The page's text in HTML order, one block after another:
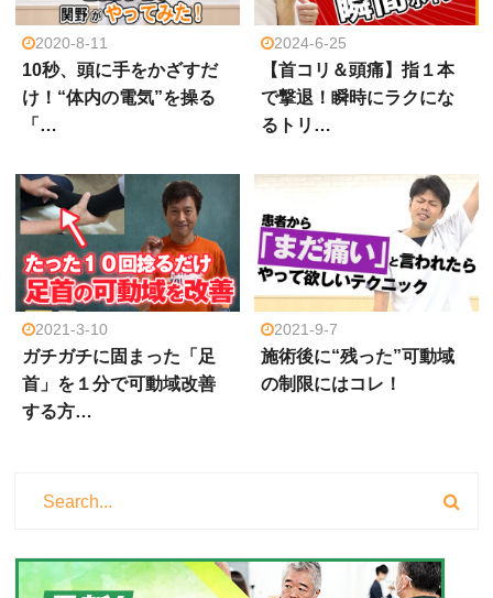
2020-8-11
10秒、頭に手をかざすだ
け！“体内の電気”を操る
「…
2024-6-25
【首コリ＆頭痛】指１本
で撃退！瞬時にラクにな
るトリ…
2021-3-10
ガチガチに固まった「足
首」を１分で可動域改善
する方…
2021-9-7
施術後に“残った”可動域
の制限にはコレ！